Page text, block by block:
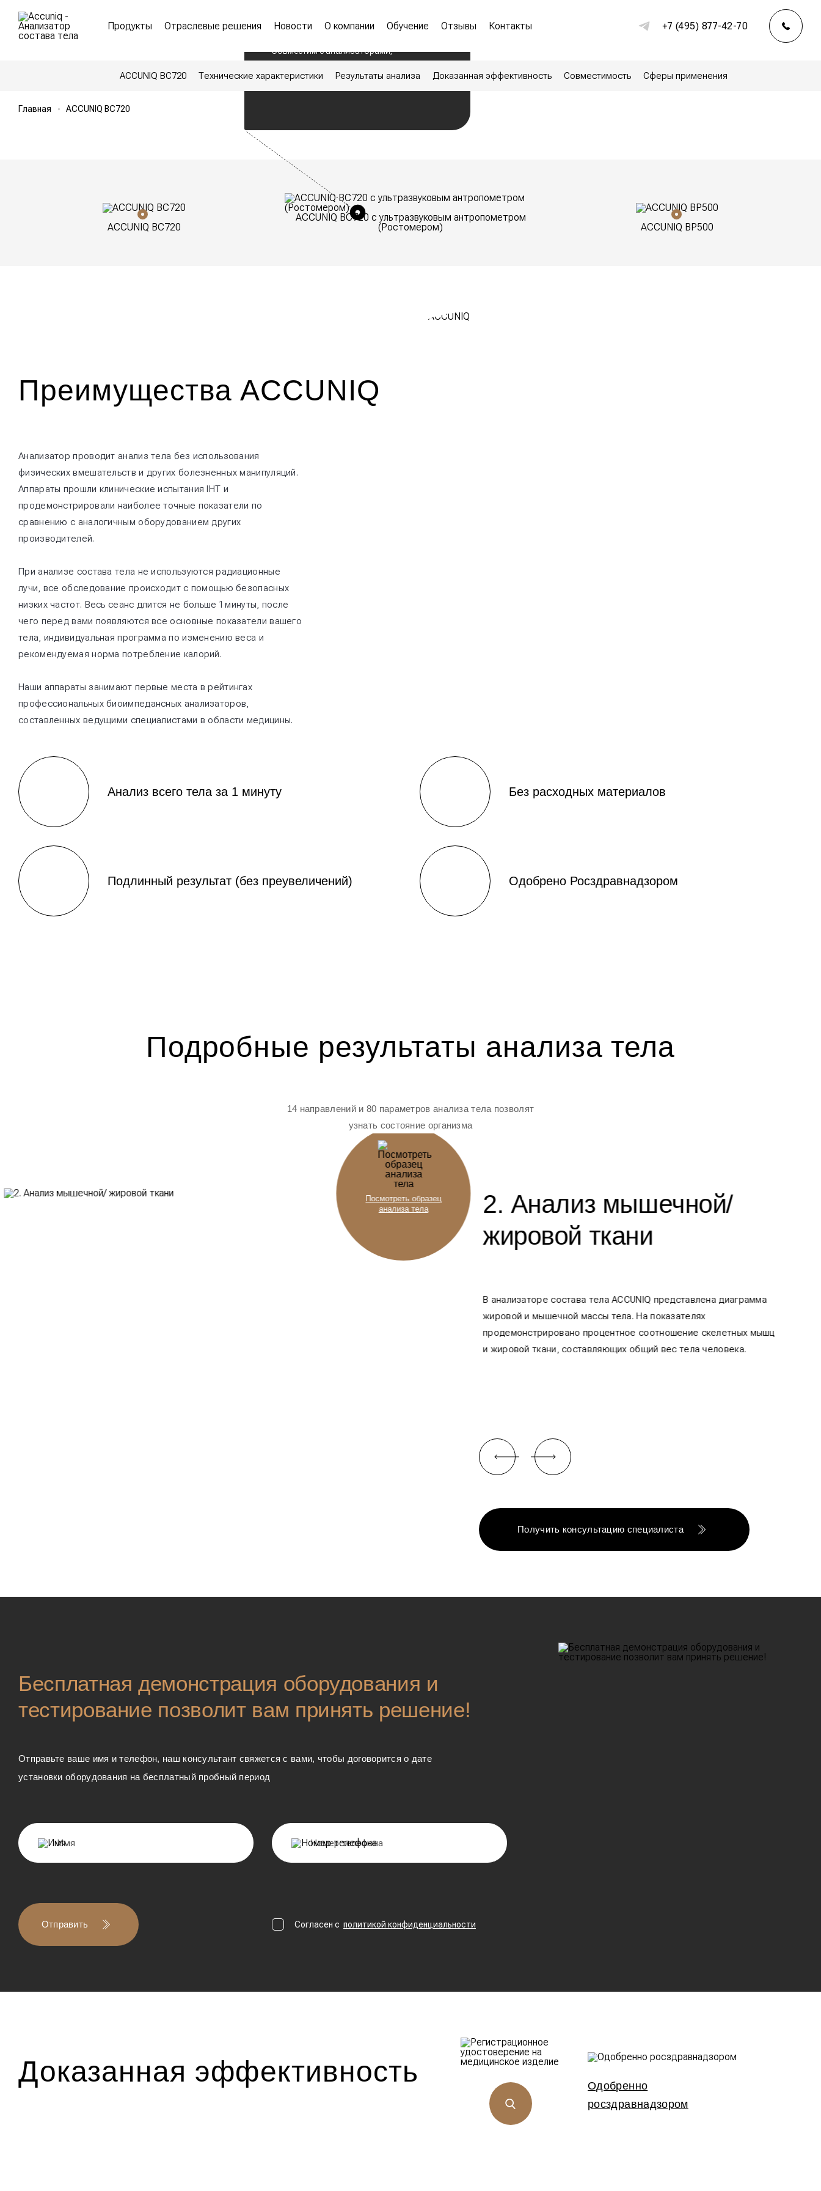
Продукты Отраслевые решения Новости О компании Обучение Отзывы Контакты +7 (495) 877-42-70
ACCUNIQ BC720 Технические характеристики Результаты анализа Доказанная эффективность Совместимость Сферы применения
Главная ACCUNIQ BC720
ACCUNIQ BC720
- Автоматическое измерение роста;
- Совместим с анализаторами;
ACCUNIQ BC720 с ультразвуковым антропометром
(Ростомером)
ACCUNIQ BP500
Преимущества ACCUNIQ
Анализатор проводит анализ тела без использования
физических вмешательств и других болезненных манипуляций.
Аппараты прошли клинические испытания IHT и
продемонстрировали наиболее точные показатели по
сравнению с аналогичным оборудованием других
производителей.
При анализе состава тела не используются радиационные
лучи, все обследование происходит с помощью безопасных
низких частот. Весь сеанс длится не больше 1 минуты, после
чего перед вами появляются все основные показатели вашего
тела, индивидуальная программа по изменению веса и
рекомендуемая норма потребление калорий.
Наши аппараты занимают первые места в рейтингах
профессиональных биоимпедансных анализаторов,
составленных ведущими специалистами в области медицины.
Анализ всего тела за 1 минуту Без расходных материалов
Подлинный результат (без преувеличений) Одобрено Росздравнадзором
Подробные результаты анализа тела
14 направлений и 80 параметров анализа тела позволят
узнать состояние организма
Посмотреть образец
анализа тела
2. Анализ мышечной/
жировой ткани
В анализаторе состава тела ACCUNIQ представлена диаграмма
жировой и мышечной массы тела. На показателях
продемонстрировано процентное соотношение скелетных мышц
и жировой ткани, составляющих общий вес тела человека.
Получить консультацию специалиста
Бесплатная демонстрация оборудования и
тестирование позволит вам принять решение!
Отправьте ваше имя и телефон, наш консультант свяжется с вами, чтобы договорится о дате
установки оборудования на бесплатный пробный период
Отправить Согласен с политикой конфиденциальности
Доказанная эффективность
Одобренно
росздравнадзором